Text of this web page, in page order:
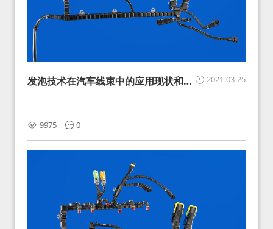
2021-03-25
发泡技术在汽车线束中的应用现状和展
9975 0